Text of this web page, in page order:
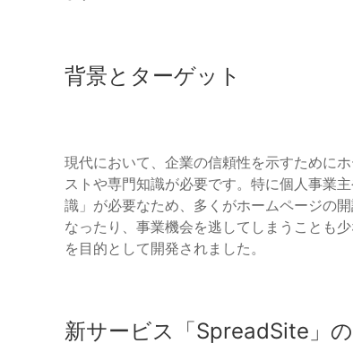
背景とターゲット
現代において、企業の信頼性を示すために
ストや専門知識が必要です。特に個人事業
識」が必要なため、多くがホームページの
なったり、事業機会を逃してしまうことも
を目的として開発されました。
新サービス「SpreadSite」